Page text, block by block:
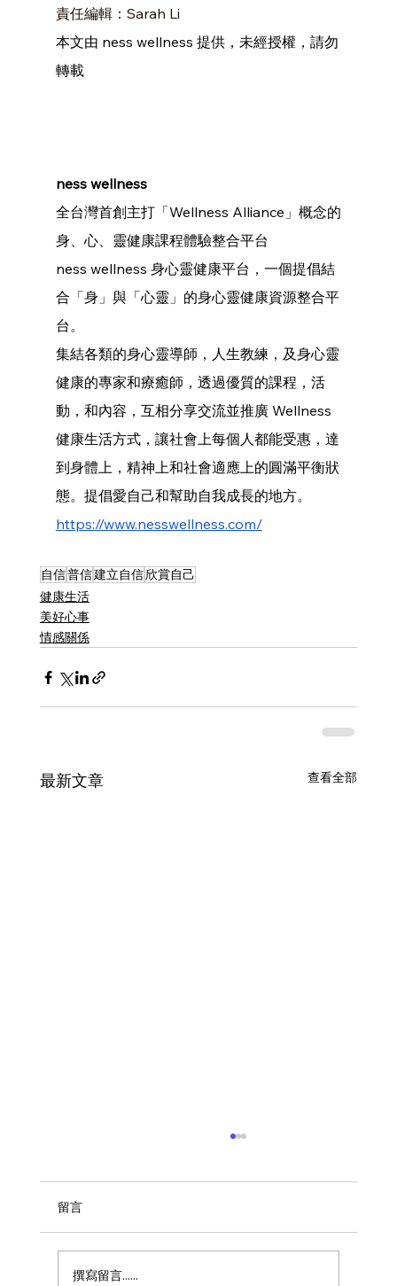
責任編輯：Sarah Li
本文由 ness wellness 提供，未經授權，請勿
轉載
ness wellness
全台灣首創主打「Wellness Alliance」概念的
身、心、靈健康課程體驗整合平台
ness wellness 身心靈健康平台，一個提倡結
合「身」與「心靈」的身心靈健康資源整合平
台。
集結各類的身心靈導師，人生教練，及身心靈
健康的專家和療癒師，透過優質的課程，活
動，和內容，互相分享交流並推廣 Wellness
健康生活方式，讓社會上每個人都能受惠，達
到身體上，精神上和社會適應上的圓滿平衡狀
態。提倡愛自己和幫助自我成長的地方。
https://www.nesswellness.com/
自信普信建立自信欣賞自己
健康生活
美好心事
情感關係
最新文章 查看全部
留言
撰寫留言......